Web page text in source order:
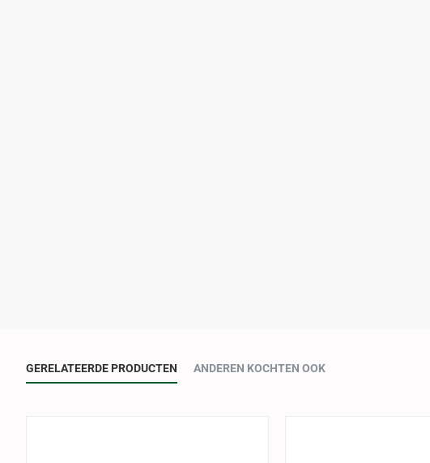
GERELATEERDE PRODUCTEN ANDEREN KOCHTEN OOK